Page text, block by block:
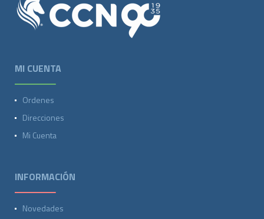
MI CUENTA
Ordenes
Direcciones
Mi Cuenta
INFORMACIÓN
Novedades